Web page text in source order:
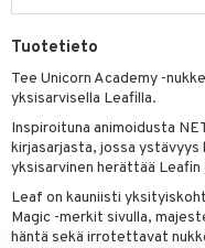
Tuotetieto
Tee Unicorn Academy -
yksisarvisella Leafilla.
Inspiroituna animoidusta
kirjasarjasta, jossa ystävyys
yksisarvinen herättää Leafin
Leaf on kauniisti
Magic -merkit sivulla,
häntä sekä irrotettavat
Potter
Kitty
Lehmä
oheistarvikkeet
& Tarvikkeet
ja käsipyyhkeet
Äiti
& imetys
& vastauksia